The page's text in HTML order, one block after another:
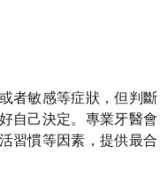
者敏感等症狀，但判斷
自己決定。專業牙醫會
習慣等因素，提供最合